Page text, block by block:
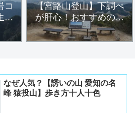
コ
か
【宮路山登山】下調べ
が肝心！おすすめの駐
車場アプローチルート
とハイキングコースを
なぜ人気？【誘いの山 愛知の名
峰 猿投山】歩き方十人十色